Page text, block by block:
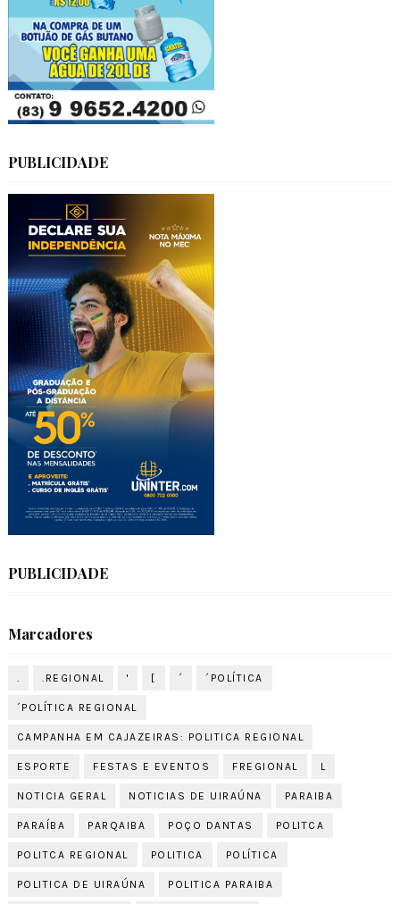
PUBLICIDADE
PUBLICIDADE
Marcadores
. .REGIONAL ' [ ´ ´POLÍTICA
´POLÍTICA REGIONAL
CAMPANHA EM CAJAZEIRAS: POLITICA REGIONAL
ESPORTE FESTAS E EVENTOS FREGIONAL L
NOTICIA GERAL NOTICIAS DE UIRAÚNA PARAIBA
PARAÍBA PARQAIBA POÇO DANTAS POLITCA
POLITCA REGIONAL POLITICA POLÍTICA
POLITICA DE UIRAÚNA POLITICA PARAIBA